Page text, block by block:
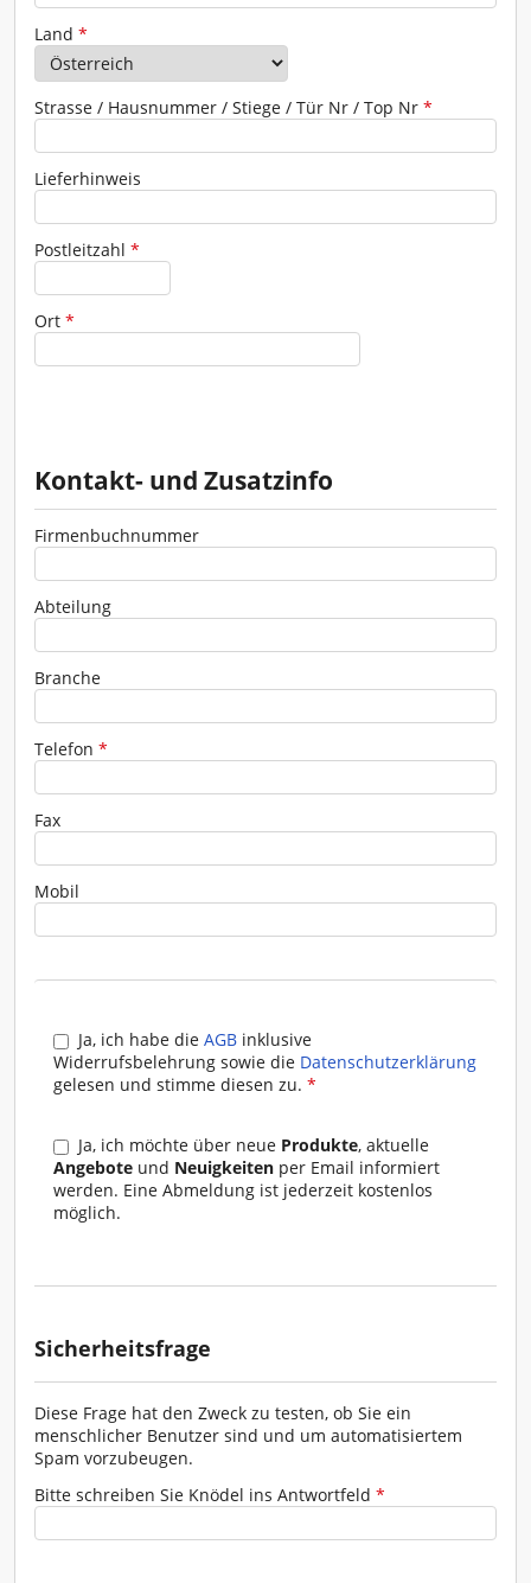
Adresse
Land *
Strasse / Hausnummer / Stiege / Tür Nr / Top Nr *
Lieferhinweis
Postleitzahl *
Ort *
Kontakt- und Zusatzinfo
Firmenbuchnummer
Abteilung
Branche
Telefon *
Fax
Mobil
I. Vertragsschluss
gegenwärtigen und zukünftigen
Geschäftsbeziehungen zwischen Rosa Moser und
den Kunden.
(2) Abweichende, entgegenstehende oder
Vertragsbestandteil, es sei denn, ihrer Geltung wird
zugestimmt. Gibt der Kunde eine Bestellung ab und
erklärt in dieser Bestellung seine Allgemeinen
Geschäftsbedingungen für geltend, gilt die faktische
Erfüllung bzw. Ausführung dieser Bestellung
ausdrücklich nicht als Zustimmung zur Geltung der
Allgemeinen Geschäftsbedingungen des Kunden.
Auch in diesem Fall gelten ausschließlich die
Allgemeinen Geschäftsbedingungen seitens Rosa
ausdrücklich schriftlich zugestimmt hat.
Ja, ich habe die AGB inklusive
Widerrufsbelehrung sowie die Datenschutzerklärung
gelesen und stimme diesen zu. *
Ja, ich möchte über neue Produkte, aktuelle
Angebote und Neuigkeiten per Email informiert
werden. Eine Abmeldung ist jederzeit kostenlos
möglich.
Sicherheitsfrage
Diese Frage hat den Zweck zu testen, ob Sie ein
menschlicher Benutzer sind und um automatisiertem
Spam vorzubeugen.
Bitte schreiben Sie Knödel ins Antwortfeld *